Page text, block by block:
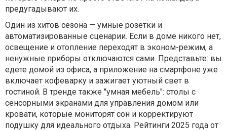
предугадывают их.
Один из хитов сезона — умные розетки и
автоматизированные сценарии. Если в доме никого нет,
освещение и отопление переходят в эконом-режим, а
ненужные приборы отключаются сами. Представьте: вы
едете домой из офиса, а приложение на смартфоне уже
включает кофеварку и зажигает уютный свет в
гостиной. В тренде также "умная мебель": столы с
сенсорными экранами для управления домом или
кровати, которые мониторят сон и корректируют
подушку для идеального отдыха. Рейтинги 2025 года от